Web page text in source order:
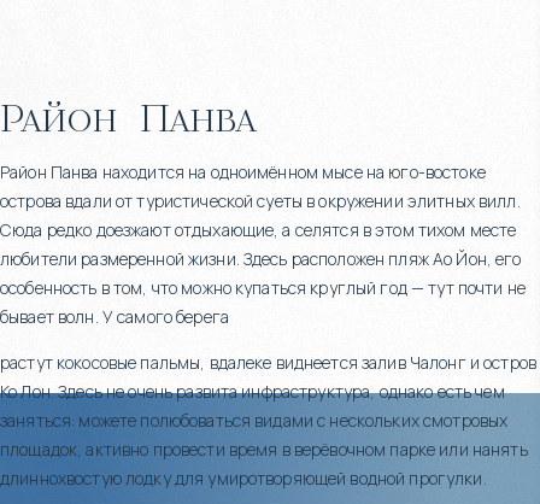
Район Панва
Район Панва находится на одноимённом мысе на юго-востоке
острова вдали от туристической суеты в окружении элитных вилл.
Сюда редко доезжают отдыхающие, а селятся в этом тихом месте
любители размеренной жизни. Здесь расположен пляж Ао Йон, его
особенность в том, что можно купаться круглый год — тут почти не
бывает волн. У самого берега
растут кокосовые пальмы, вдалеке виднеется залив Чалонг и остров
Ко Лон. Здесь не очень развита инфраструктура, однако есть чем
заняться: можете полюбоваться видами с нескольких смотровых
площадок, активно провести время в верёвочном парке или нанять
длиннохвостую лодку для умиротворяющей водной прогулки.